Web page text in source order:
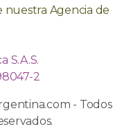
nuestra Agencia de
S.A.S.
2
- Todos